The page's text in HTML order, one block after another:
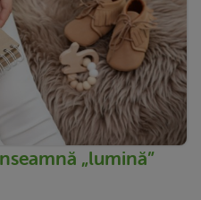
„lumină”